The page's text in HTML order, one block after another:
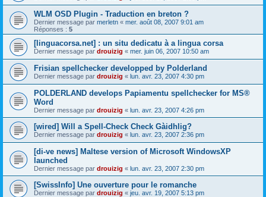
WLM OSD Plugin - Traduction en breton ?
Dernier message par merletn « mer. août 08, 2007 9:01 am
Réponses : 5
[linguacorsa.net] : un situ dedicatu à a lingua corsa
Dernier message par drouizig « mer. juin 06, 2007 10:50 am
Frisian spellchecker developped by Polderland
Dernier message par drouizig « lun. avr. 23, 2007 4:30 pm
POLDERLAND develops Papiamentu spellchecker for MS®
Word
Dernier message par drouizig « lun. avr. 23, 2007 4:26 pm
[wired] Will a Spell-Check Check Gàidhlig?
Dernier message par drouizig « lun. avr. 23, 2007 2:36 pm
[di-ve news] Maltese version of Microsoft WindowsXP
launched
Dernier message par drouizig « lun. avr. 23, 2007 2:30 pm
[SwissInfo] Une ouverture pour le romanche
Dernier message par drouizig « jeu. avr. 19, 2007 5:13 pm